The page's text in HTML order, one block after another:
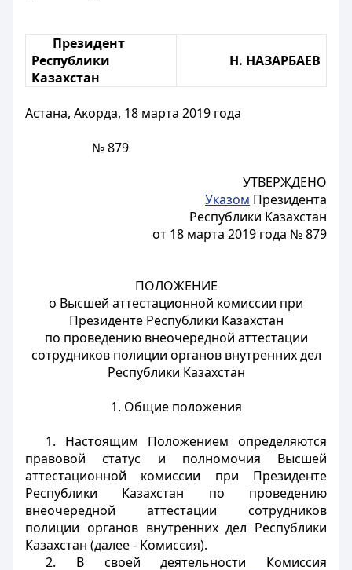
Президент
Республики
Казахстан
Н. НАЗАРБАЕВ
Астана, Акорда, 18 марта 2019 года
№ 879
УТВЕРЖДЕНО
Указом Президента
Республики Казахстан
от 18 марта 2019 года № 879
ПОЛОЖЕНИЕ
о Высшей аттестационной комиссии при
Президенте Республики Казахстан
по проведению внеочередной аттестации
сотрудников полиции органов внутренних дел
Республики Казахстан
1. Общие положения
1. Настоящим Положением определяются
правовой статус и полномочия Высшей
аттестационной комиссии при Президенте
Республики Казахстан по проведению
внеочередной аттестации сотрудников
полиции органов внутренних дел Республики
Казахстан (далее - Комиссия).
2. В своей деятельности Комиссия